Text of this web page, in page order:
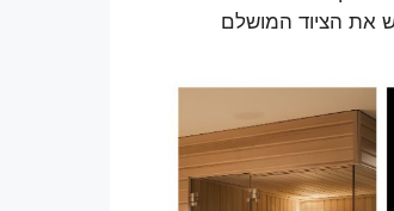
את הציוד המושלם